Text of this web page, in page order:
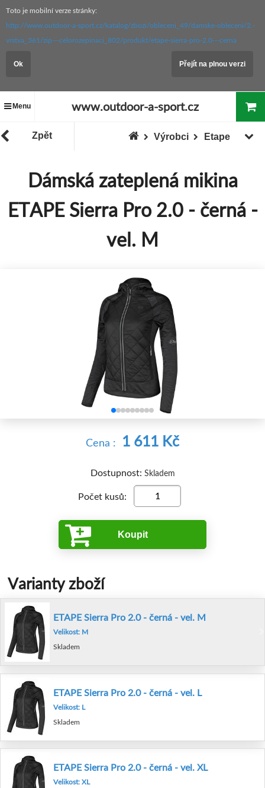
Toto je mobilní verze stránky:
http://www.outdoor-a-sport.cz/katalog/zbozi/obleceni_49/damske-obleceni/2.-
vrstva_361/zip---celorozepinaci_802/produkt/etape-sierra-pro-2.0---cerna
Ok Přejít na plnou verzi
Menu www.outdoor-a-sport.cz
Zpět Etape
Výrobci
Dámská zateplená mikina
ETAPE Sierra Pro 2.0 - černá -
vel. M
Cena : 1 611 Kč
Dostupnost: Skladem
Počet kusů:
Koupit
Varianty zboží
ETAPE Sierra Pro 2.0 - černá - vel. M
Velikost: M
Skladem
ETAPE Sierra Pro 2.0 - černá - vel. L
Velikost: L
Skladem
ETAPE Sierra Pro 2.0 - černá - vel. XL
Velikost: XL